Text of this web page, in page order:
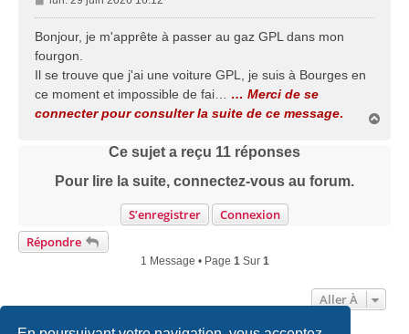
e
a
g
e
Bonjour, je m'apprête à passer au gaz GPL dans mon
fourgon.
Il se trouve que j'ai une voiture GPL, je suis à Bourges en
ce moment et impossible de fai…
… Merci de se
connecter pour consulter la suite de ce message.
Ce sujet a reçu 11 réponses
Pour lire la suite, connectez-vous au forum.
S’enregistrer
Connexion
Répondre
1 Message • Page 1 Sur 1
Aller À